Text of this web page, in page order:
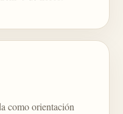
como orientación